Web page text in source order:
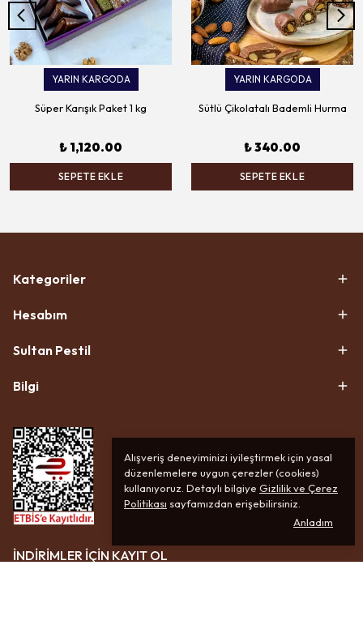
Alışveriş deneyiminizi iyileştirmek için yasal
düzenlemelere uygun çerezler (cookies)
kullanıyoruz. Detaylı bilgiye Gizlilik ve Çerez
Politikası sayfamızdan erişebilirsiniz.
Anladım
YARIN KARGODA
Süper Karışık Paket 1 kg
₺ 1,120.00
SEPETE EKLE
YARIN KARGODA
Sütlü Çikolatalı Bademli Hurma
₺ 340.00
SEPETE EKLE
Kategoriler
Hesabım
Sultan Pestil
Bilgi
İNDİRİMLER İÇİN KAYIT OL